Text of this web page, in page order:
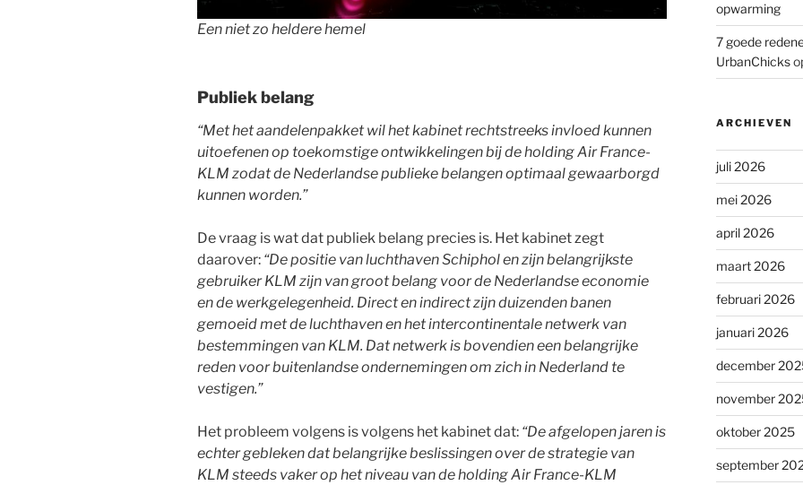
Een niet zo heldere hemel
Publiek belang
“Met het aandelenpakket wil het kabinet rechtstreeks invloed kunnen
uitoefenen op toekomstige ontwikkelingen bij de holding Air France-
KLM zodat de Nederlandse publieke belangen optimaal gewaarborgd
kunnen worden.”
De vraag is wat dat publiek belang precies is. Het kabinet zegt
daarover: “De positie van luchthaven Schiphol en zijn belangrijkste
gebruiker KLM zijn van groot belang voor de Nederlandse economie
en de werkgelegenheid. Direct en indirect zijn duizenden banen
gemoeid met de luchthaven en het intercontinentale netwerk van
bestemmingen van KLM. Dat netwerk is bovendien een belangrijke
reden voor buitenlandse ondernemingen om zich in Nederland te
vestigen.”
Het probleem volgens is volgens het kabinet dat: “De afgelopen jaren is
echter gebleken dat belangrijke beslissingen over de strategie van
KLM steeds vaker op het niveau van de holding Air France-KLM
opwarming
7 goede
UrbanChicks
ARCHIEVEN
juli 2026
mei 2026
april 2026
maart 2026
februari 2026
januari 2026
december
november
oktober 2025
september